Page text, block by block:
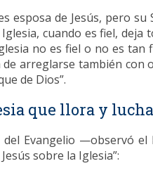
esposa de Jesús, pero
cuando es fiel, deja
no es fiel o no es
arreglarse también con
de Dios”.
que llora y
del Evangelio —observó
sobre la Iglesia”: